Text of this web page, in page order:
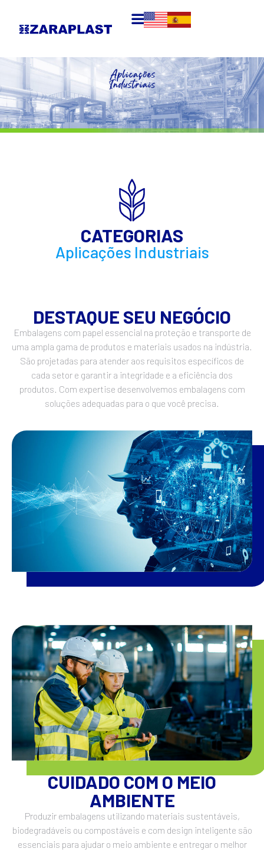
CATEGORIAS
Aplicações Industriais
DESTAQUE SEU NEGÓCIO
Embalagens com papel essencial na proteção e transporte de
uma ampla gama de produtos e materiais usados ​​na indústria.
São projetadas para atender aos requisitos específicos de
cada setor e garantir a integridade e a eficiência dos
produtos. Com expertise desenvolvemos embalagens com
soluções adequadas para o que você precisa.
CUIDADO COM O MEIO
AMBIENTE
Produzir embalagens utilizando materiais sustentáveis,
biodegradáveis ou compostáveis e com design inteligente são
essenciais para ajudar o meio ambiente e entregar o melhor